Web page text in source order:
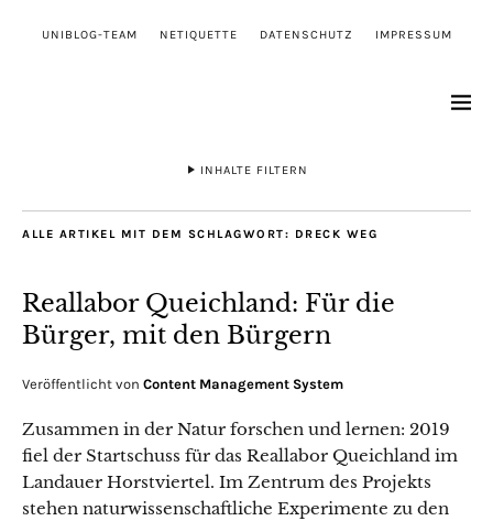
UNIBLOG-TEAM NETIQUETTE DATENSCHUTZ IMPRESSUM
INHALTE FILTERN
ALLE ARTIKEL MIT DEM SCHLAGWORT: DRECK WEG
Reallabor Queichland: Für die
Bürger, mit den Bürgern
Veröffentlicht von Content Management System
Zusammen in der Natur forschen und lernen: 2019
fiel der Startschuss für das Reallabor Queichland im
Landauer Horstviertel. Im Zentrum des Projekts
stehen naturwissenschaftliche Experimente zu den